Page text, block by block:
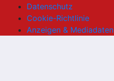
Datenschutz
Cookie-Richtlinie
Anzeigen & Mediadaten